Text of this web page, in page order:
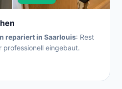
repariert in Saarlouis: Rest
eingebaut.